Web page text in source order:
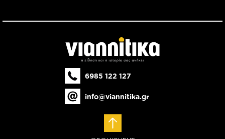
6985 122 127
info@viannitika.gr